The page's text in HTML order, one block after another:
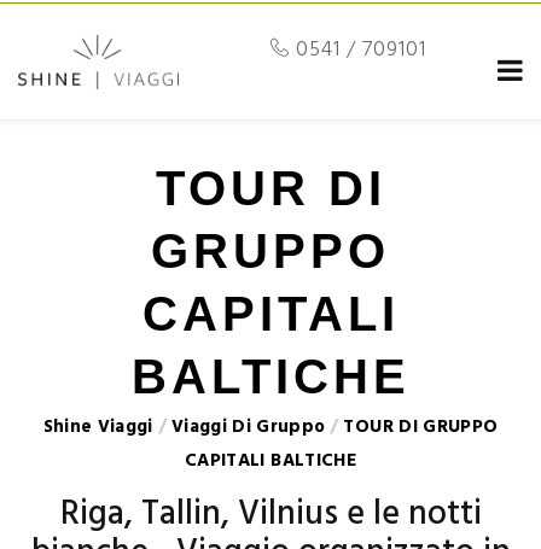
0541 / 709101
TOUR DI
GRUPPO
CAPITALI
BALTICHE
Shine Viaggi /Viaggi Di Gruppo/ TOUR DI GRUPPO
CAPITALI BALTICHE
Riga, Tallin, Vilnius e le notti